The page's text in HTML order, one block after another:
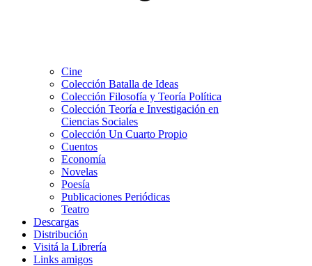
Cine
Colección Batalla de Ideas
Colección Filosofía y Teoría Política
Colección Teoría e Investigación en
Ciencias Sociales
Colección Un Cuarto Propio
Cuentos
Economía
Novelas
Poesía
Publicaciones Periódicas
Teatro
Descargas
Distribución
Visitá la Librería
Links amigos